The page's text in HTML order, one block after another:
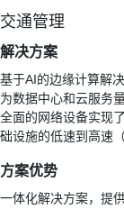
交通管理
解决方案
基于AI的边缘计算解
为数据中心和云服务
全面的网络设备实现
础设施的低速到高速
方案优势
一体化解决方案，提